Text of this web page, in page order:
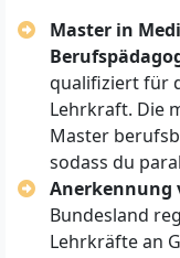
Master in
qualifiziert für
Lehrkraft. Die
Master
sodass du
Anerkennung
Bundesland
Lehrkräfte an